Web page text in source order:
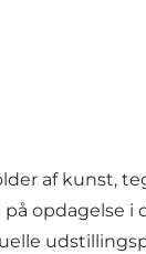
af kunst,